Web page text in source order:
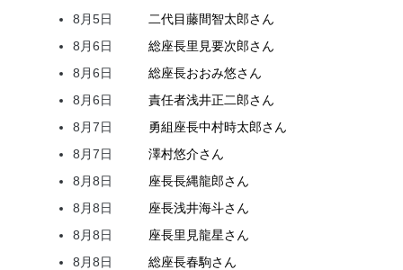
8月5日
二代目藤間智太郎さん
8月6日
総座長里見要次郎さん
8月6日
総座長おおみ悠さん
8月6日
責任者浅井正二郎さん
8月7日
勇組座長中村時太郎さん
8月7日
澤村悠介さん
8月8日
座長長縄龍郎さん
8月8日
座長浅井海斗さん
8月8日
座長里見龍星さん
8月8日
総座長春駒さん